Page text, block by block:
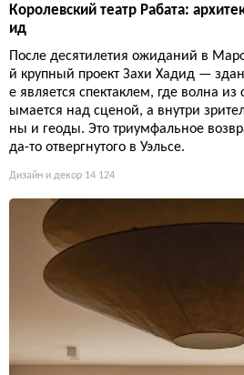
Королевский театр Рабата:
ид
После десятилетия ожиданий в
й крупный проект Захи Хадид —
е является спектаклем, где волна
ымается над сценой, а внутри
ны и геоды. Это триумфальное
да-то отвергнутого в Уэльсе.
Дизайн и декор 14 124